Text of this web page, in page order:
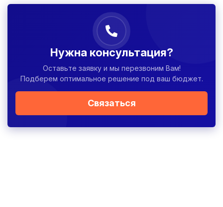
Нужна консультация?
Оставьте заявку и мы перезвоним Вам!
Подберем оптимальное решение под ваш бюджет.
Связаться